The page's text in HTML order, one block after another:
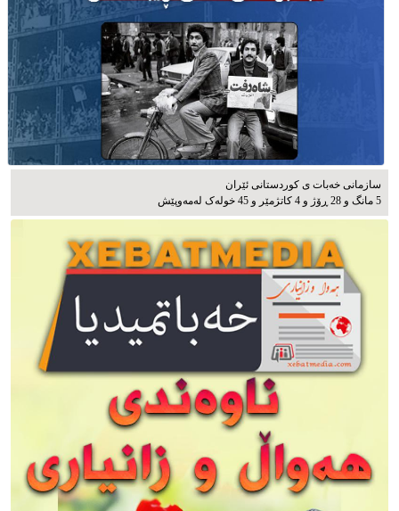
سازمانی خەبات ی كوردستانی ئێران
5 مانگ و 28 ڕۆژ و 4 کاتژمێر و 45 خوله‌ک له‌مه‌وپێش‌